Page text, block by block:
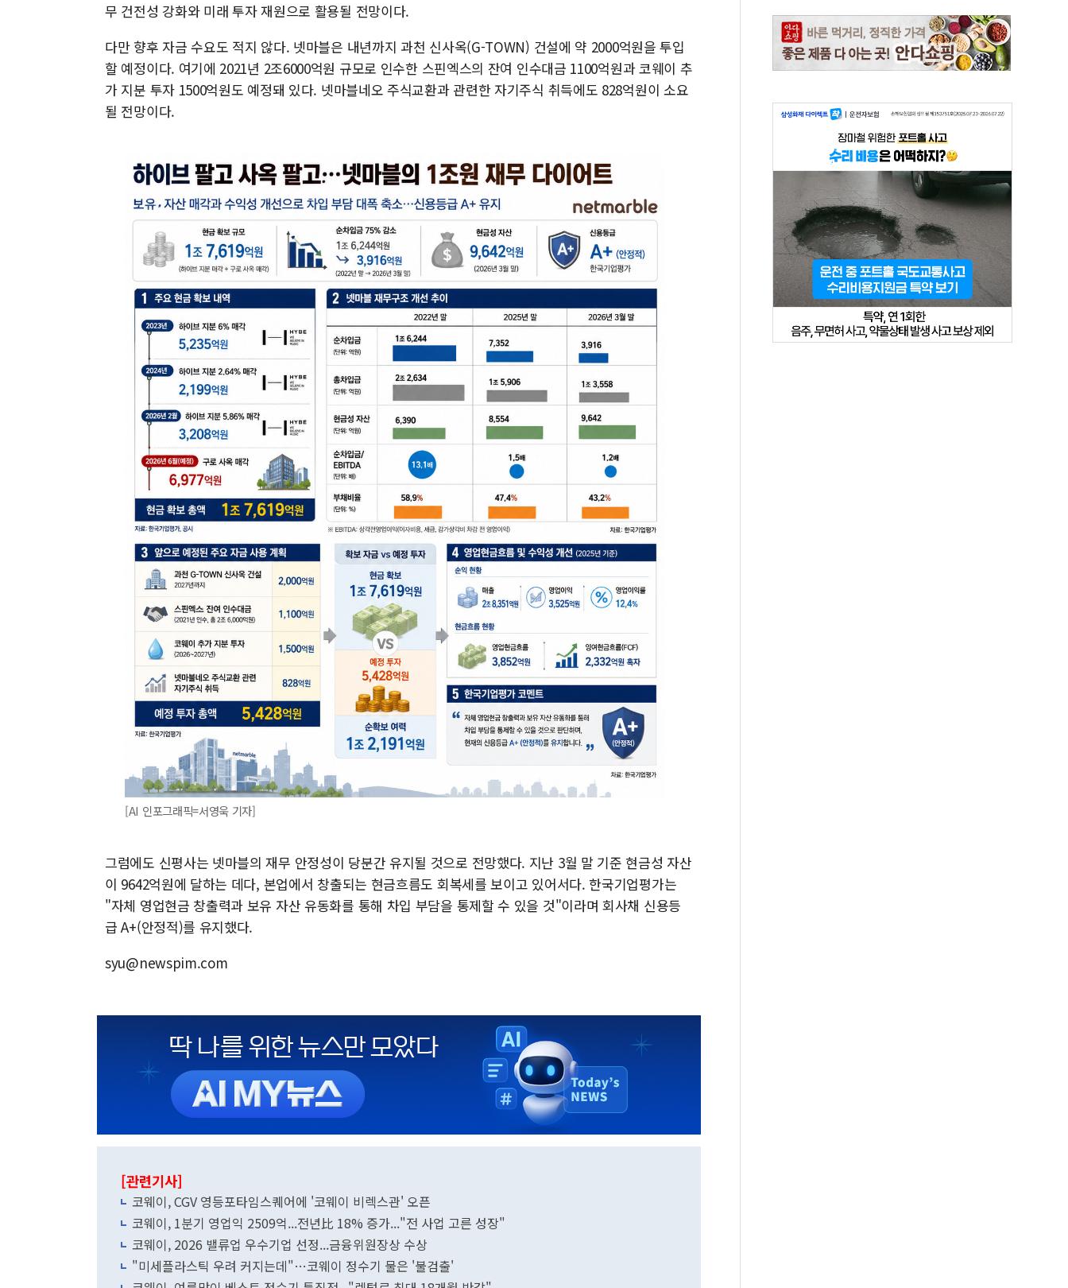
무 건전성 강화와 미래 투자 재원으로 활용될 전망이다.
다만 향후 자금 수요도 적지 않다. 넷마블은 내년까지 과천 신사옥(G-TOWN) 건설에 약 2000억원을 투입
할 예정이다. 여기에 2021년 2조6000억원 규모로 인수한 스핀엑스의 잔여 인수대금 1100억원과 코웨이 추
가 지분 투자 1500억원도 예정돼 있다. 넷마블네오 주식교환과 관련한 자기주식 취득에도 828억원이 소요
될 전망이다.
[AI 인포그래픽=서영욱 기자]
그럼에도 신평사는 넷마블의 재무 안정성이 당분간 유지될 것으로 전망했다. 지난 3월 말 기준 현금성 자산
이 9642억원에 달하는 데다, 본업에서 창출되는 현금흐름도 회복세를 보이고 있어서다. 한국기업평가는
"자체 영업현금 창출력과 보유 자산 유동화를 통해 차입 부담을 통제할 수 있을 것"이라며 회사채 신용등
급 A+(안정적)를 유지했다.
syu@newspim.com
[관련기사]
코웨이, CGV 영등포타임스퀘어에 '코웨이 비렉스관' 오픈
코웨이, 1분기 영업익 2509억...전년比 18% 증가..."전 사업 고른 성장"
코웨이, 2026 밸류업 우수기업 선정...금융위원장상 수상
"미세플라스틱 우려 커지는데"…코웨이 정수기 물은 '불검출'